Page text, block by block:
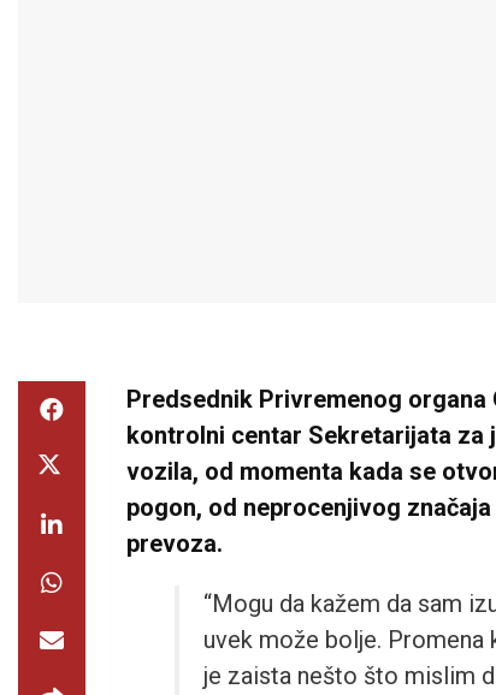
Predsednik Privremenog organa
kontrolni centar Sekretarijata za
vozila, od momenta kada se
pogon, od neprocenjivog
prevoza.
“Mogu da kažem da sam
uvek može bolje.
je zaista nešto što mislim